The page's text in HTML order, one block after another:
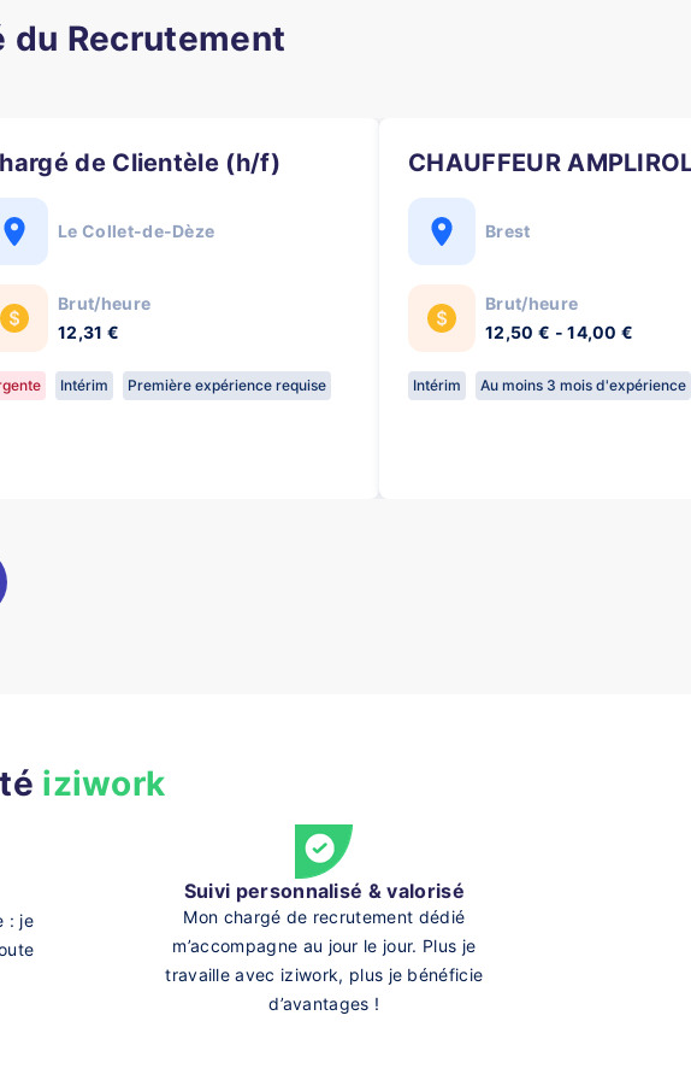
du Recrutement
Chargé de Clientèle (h/f)
Le Collet-de-Dèze
Brut/heure
12,31 €
Intérim Première expérience requise
CHAUFFEUR
Brest
Brut/heure
12,50 € - 14,00 €
Intérim Au moins 3 mois d'expérience
iziwork
: je
Suivi personnalisé & valorisé
Mon chargé de recrutement dédié
m’accompagne au jour le jour. Plus je
travaille avec iziwork, plus je bénéficie
d’avantages !